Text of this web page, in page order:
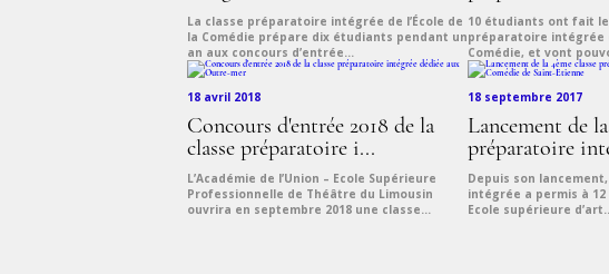
La classe préparatoire intégrée de l’École de
la Comédie prépare dix étudiants pendant un
an aux concours d’entrée...
10 étudiants ont fait
préparatoire intégrée
Comédie, et vont
18 avril 2018
Concours d'entrée 2018 de la
classe préparatoire i...
L’Académie de l’Union – Ecole Supérieure
Professionnelle de Théâtre du Limousin
ouvrira en septembre 2018 une classe...
18 septembre 2017
Lancement de
préparatoire
Depuis son
intégrée a permis à
Ecole supérieure